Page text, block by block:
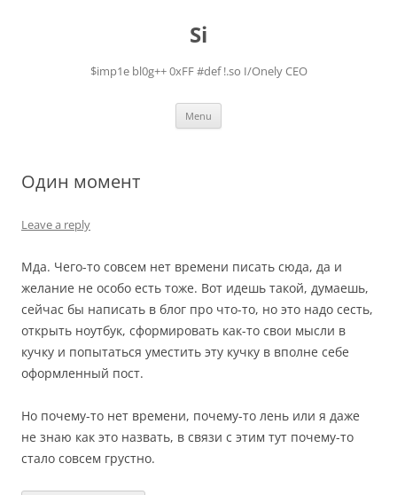
Si
$imp1e bl0g++ 0xFF #def !.so I/Onely CEO
Menu
Один момент
Leave a reply
Мда. Чего-то совсем нет времени писать сюда, да и
желание не особо есть тоже. Вот идешь такой, думаешь,
сейчас бы написать в блог про что-то, но это надо сесть,
открыть ноутбук, сформировать как-то свои мысли в
кучку и попытаться уместить эту кучку в вполне себе
оформленный пост.
Но почему-то нет времени, почему-то лень или я даже
не знаю как это назвать, в связи с этим тут почему-то
стало совсем грустно.